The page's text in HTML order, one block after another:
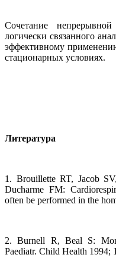
Сочетание
логически связанного
эффективному
стационарных условиях.
Литература
1. Brouillette RT, Jacob
Ducharme FM:
often be performed in the
2. Burnell R, Beal S:
Paediatr. Child Health 1994;